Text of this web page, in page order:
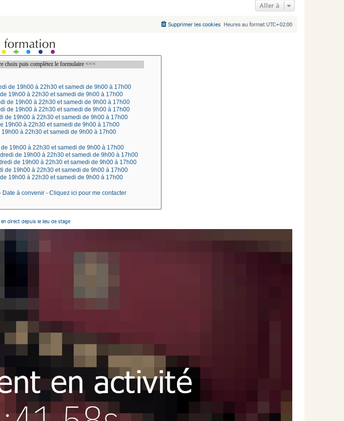
Aller à
Heures au format UTC+02:00
Supprimer les cookies
direct depuis le lieu de stage